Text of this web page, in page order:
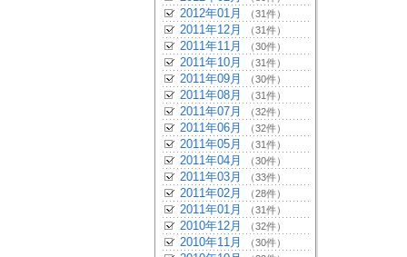
2012年01月 （31件）
2011年12月 （31件）
2011年11月 （30件）
2011年10月 （31件）
2011年09月 （30件）
2011年08月 （31件）
2011年07月 （32件）
2011年06月 （32件）
2011年05月 （31件）
2011年04月 （30件）
2011年03月 （33件）
2011年02月 （28件）
2011年01月 （31件）
2010年12月 （32件）
2010年11月 （30件）